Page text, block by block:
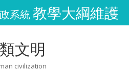
系統教學大綱維護
文明
civilization